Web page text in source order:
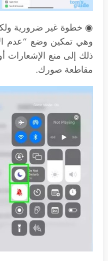
◉ خطوة غير ضرورية
وهي تمكين وضع “عدم
ذلك إلى منع الإشعارات
مقاطعة صورك.